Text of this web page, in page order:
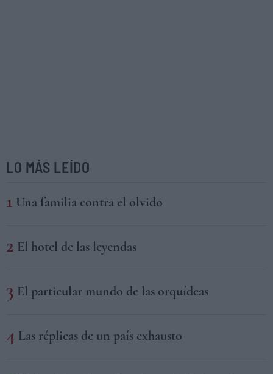
LO MÁS LEÍDO
Una familia contra el olvido
El hotel de las leyendas
El particular mundo de las orquídeas
Las réplicas de un país exhausto